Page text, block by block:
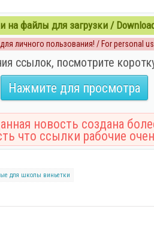
на файлы для загрузки /
личного пользования! / For personal
ссылок, посмотрите
Нажмите для просмотра
новость создана
что ссылки рабочие
для школы виньетки